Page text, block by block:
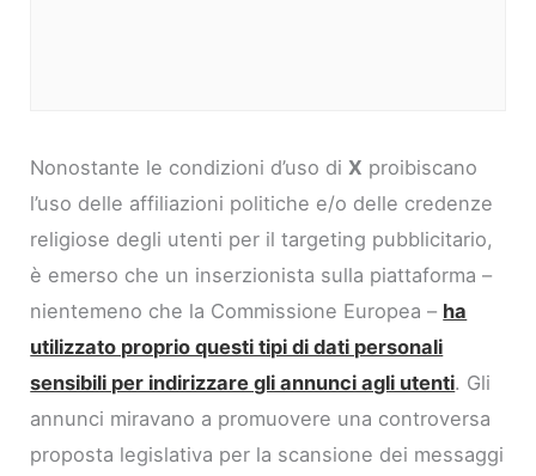
Nonostante le condizioni d’uso di X proibiscano
l’uso delle affiliazioni politiche e/o delle credenze
religiose degli utenti per il targeting pubblicitario,
è emerso che un inserzionista sulla piattaforma –
nientemeno che la Commissione Europea – ha
utilizzato proprio questi tipi di dati personali
sensibili per indirizzare gli annunci agli utenti. Gli
annunci miravano a promuovere una controversa
proposta legislativa per la scansione dei messaggi